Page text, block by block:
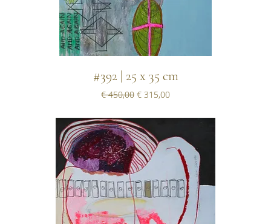
#392 | 25 x 35 cm
Normale prijs
€ 450,00 Verkoopprijs
€ 315,00